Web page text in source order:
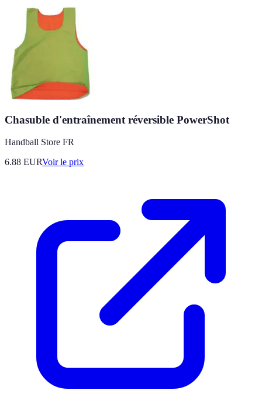
Chasuble d'entraînement réversible PowerShot
Handball Store FR
6.88 EURVoir le prix